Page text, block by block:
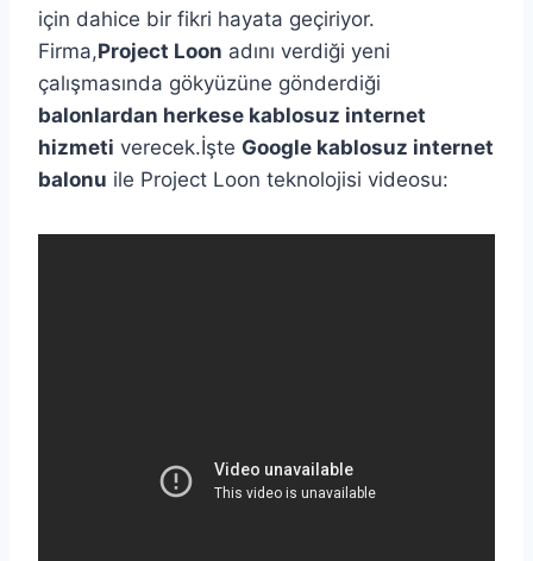
için dahice bir fikri hayata geçiriyor.
Firma,Project Loon adını verdiği yeni
çalışmasında gökyüzüne gönderdiği
balonlardan herkese kablosuz internet
hizmeti verecek.İşte Google kablosuz internet
balonu ile Project Loon teknolojisi videosu: